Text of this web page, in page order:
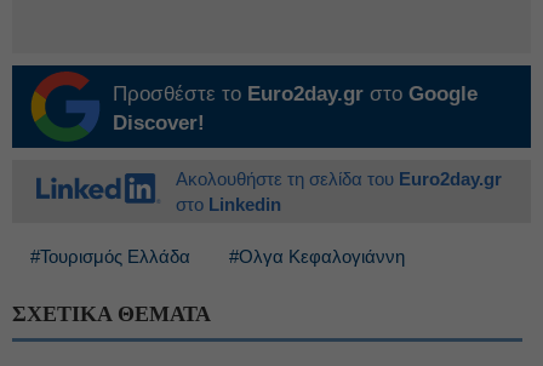
Προσθέστε το Euro2day.gr στο Google
Discover!
Ακολουθήστε τη σελίδα του Euro2day.gr
στο Linkedin
#Τουρισμός Ελλάδα #Ολγα Κεφαλογιάννη
ΣΧΕΤΙΚΑ ΘΕΜΑΤΑ